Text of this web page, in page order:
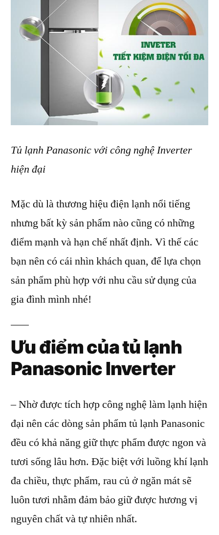
Tủ lạnh Panasonic với công nghệ Inverter
hiện đại
Mặc dù là thương hiệu điện lạnh nổi tiếng
nhưng bất kỳ sản phẩm nào cũng có những
điểm mạnh và hạn chế nhất định. Vì thế các
bạn nên có cái nhìn khách quan, để lựa chọn
sản phẩm phù hợp với nhu cầu sử dụng của
gia đình mình nhé!
Ưu điểm của tủ lạnh
Panasonic Inverter
– Nhờ được tích hợp công nghệ làm lạnh hiện
đại nên các dòng sản phẩm tủ lạnh Panasonic
đều có khả năng giữ thực phẩm được ngon và
tươi sống lâu hơn. Đặc biệt với luồng khí lạnh
đa chiều, thực phẩm, rau củ ở ngăn mát sẽ
luôn tươi nhằm đảm bảo giữ được hương vị
nguyên chất và tự nhiên nhất.